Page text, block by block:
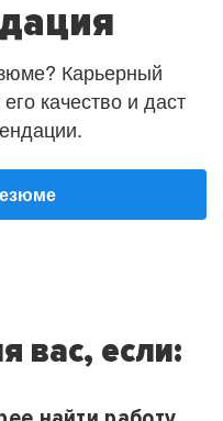
Карьерный
качество и даст
вас, если: